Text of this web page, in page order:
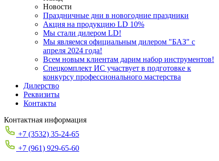
Новости
Праздничные дни в новогодние праздники
Акция на продукцию LD 10%
Мы стали дилером LD!
Мы являемся официальным дилером "БАЗ" с
апреля 2024 года!
Всем новым клиентам дарим набор инструментов!
Спецкомплект ИС участвует в подготовке к
конкурсу профессионального мастерства
Дилерство
Реквизиты
Контакты
Контактная информация
+7 (3532) 35-24-65
+7 (961) 929-65-60